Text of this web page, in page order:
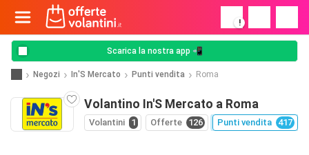
!
Scarica la nostra app 📲
Negozi In'S Mercato Punti vendita Roma
Volantino In'S Mercato a Roma
Volantini 1 Offerte 126 Punti vendita 417